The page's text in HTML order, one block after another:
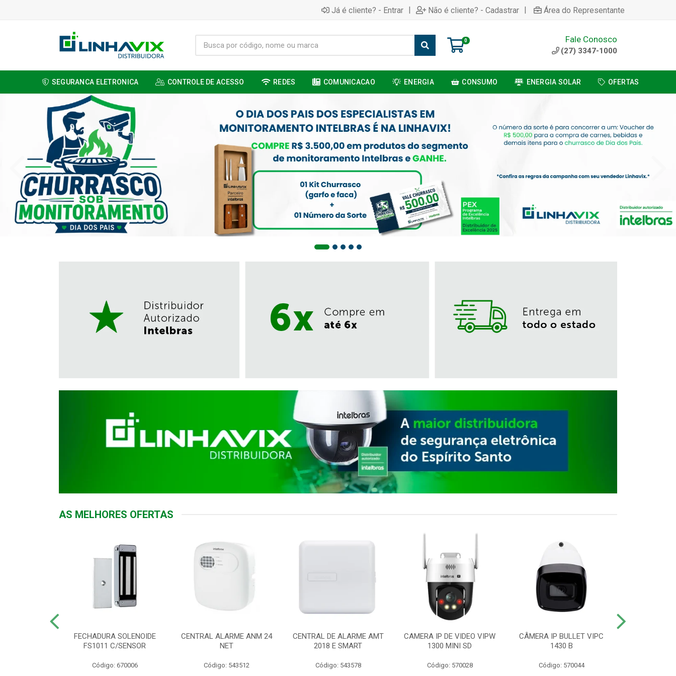
Já é cliente? - Entrar | Não é cliente? - Cadastrar | Área do Representante
0 Fale Conosco
(27) 3347-1000
SEGURANCA ELETRONICA CONTROLE DE ACESSO REDES COMUNICACAO ENERGIA CONSUMO ENERGIA SOLAR OFERTAS
AS MELHORES OFERTAS
FECHADURA SOLENOIDE
FS1011 C/SENSOR
Código: 670006
CENTRAL ALARME ANM 24
NET
Código: 543512
CENTRAL DE ALARME AMT
2018 E SMART
Código: 543578
CAMERA IP DE VIDEO VIPW
1300 MINI SD
Código: 570028
CÂMERA IP BULLET VIPC
1430 B
Código: 570044